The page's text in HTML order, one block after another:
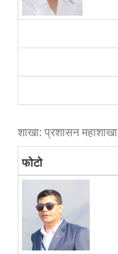
शाखा: प्रशासन महाशाखा
फोटो